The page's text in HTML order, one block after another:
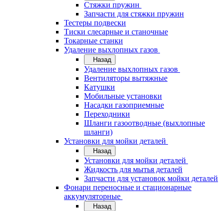
Стяжки пружин
Запчасти для стяжки пружин
Тестеры подвески
Тиски слесарные и станочные
Токарные станки
Удаление выхлопных газов
Назад
Удаление выхлопных газов
Вентиляторы вытяжные
Катушки
Мобильные установки
Насадки газоприемные
Переходники
Шланги газоотводные (выхлопные
шланги)
Установки для мойки деталей
Назад
Установки для мойки деталей
Жидкость для мытья деталей
Запчасти для установок мойки деталей
Фонари переносные и стационарные
аккумуляторные
Назад